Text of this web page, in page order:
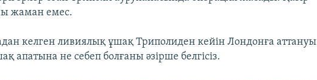
жаман емес.
келген ливиялық ұшақ Триполиден кейін Лондонға аттануы
апатына не себеп болғаны әзірше белгісіз.